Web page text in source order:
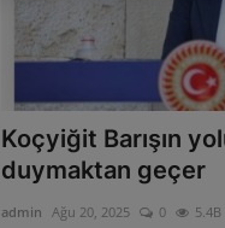
Koçyiğit Barışın
duymaktan geçer
admin Ağu 20, 2025 0 5.4B